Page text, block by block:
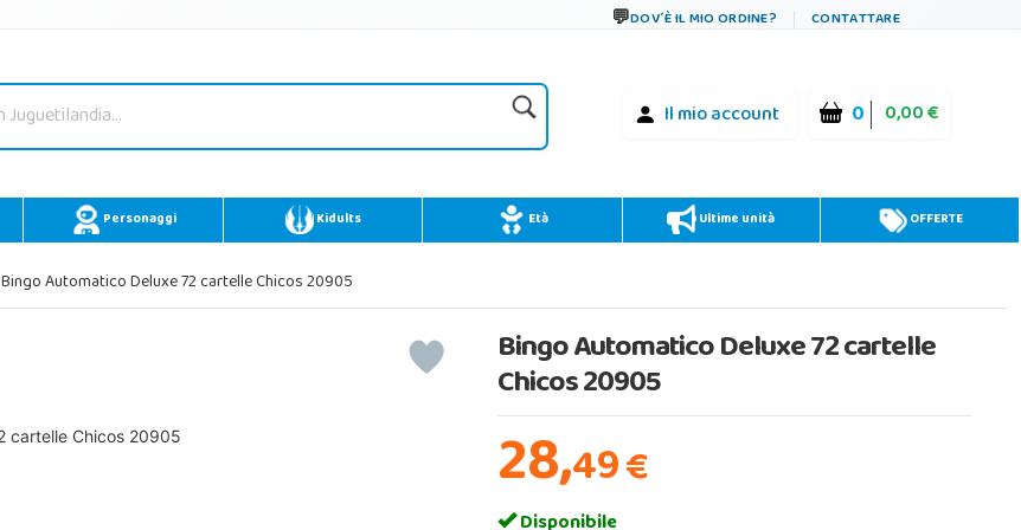
DOV´È IL MIO ORDINE? CONTATTARE
Il mio account 0 0,00 €
Personaggi Kidults Età Ultime unità OFFERTE
Bingo Automatico Deluxe 72 cartelle Chicos 20905
Bingo Automatico Deluxe 72 cartelle
Chicos 20905
28,49€